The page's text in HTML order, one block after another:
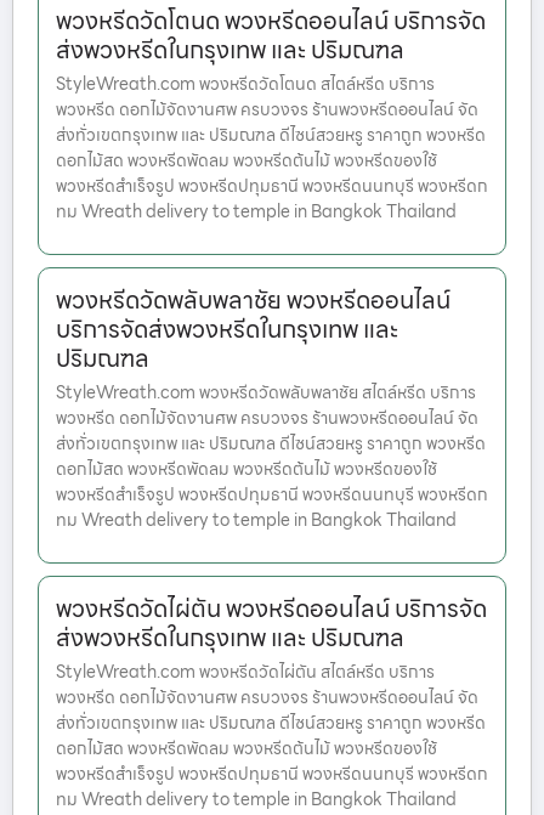
พวงหรีดวัดโตนด พวงหรีดออนไลน์ บริการจัด
ส่งพวงหรีดในกรุงเทพ และ ปริมณฑล
StyleWreath.com พวงหรีดวัดโตนด สไตล์หรีด บริการ
พวงหรีด ดอกไม้จัดงานศพ ครบวงจร ร้านพวงหรีดออนไลน์ จัด
ส่งทั่วเขตกรุงเทพ และ ปริมณฑล ดีไซน์สวยหรู ราคาถูก พวงหรีด
ดอกไม้สด พวงหรีดพัดลม พวงหรีดต้นไม้ พวงหรีดของใช้
พวงหรีดสำเร็จรูป พวงหรีดปทุมธานี พวงหรีดนนทบุรี พวงหรีดก
ทม Wreath delivery to temple in Bangkok Thailand
พวงหรีดวัดพลับพลาชัย พวงหรีดออนไลน์
บริการจัดส่งพวงหรีดในกรุงเทพ และ
ปริมณฑล
StyleWreath.com พวงหรีดวัดพลับพลาชัย สไตล์หรีด บริการ
พวงหรีด ดอกไม้จัดงานศพ ครบวงจร ร้านพวงหรีดออนไลน์ จัด
ส่งทั่วเขตกรุงเทพ และ ปริมณฑล ดีไซน์สวยหรู ราคาถูก พวงหรีด
ดอกไม้สด พวงหรีดพัดลม พวงหรีดต้นไม้ พวงหรีดของใช้
พวงหรีดสำเร็จรูป พวงหรีดปทุมธานี พวงหรีดนนทบุรี พวงหรีดก
ทม Wreath delivery to temple in Bangkok Thailand
พวงหรีดวัดไผ่ตัน พวงหรีดออนไลน์ บริการจัด
ส่งพวงหรีดในกรุงเทพ และ ปริมณฑล
StyleWreath.com พวงหรีดวัดไผ่ตัน สไตล์หรีด บริการ
พวงหรีด ดอกไม้จัดงานศพ ครบวงจร ร้านพวงหรีดออนไลน์ จัด
ส่งทั่วเขตกรุงเทพ และ ปริมณฑล ดีไซน์สวยหรู ราคาถูก พวงหรีด
ดอกไม้สด พวงหรีดพัดลม พวงหรีดต้นไม้ พวงหรีดของใช้
พวงหรีดสำเร็จรูป พวงหรีดปทุมธานี พวงหรีดนนทบุรี พวงหรีดก
ทม Wreath delivery to temple in Bangkok Thailand